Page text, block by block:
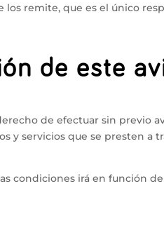
los remite, que es el único
de este
de efectuar sin previo
y servicios que se presten a
condiciones irá en función